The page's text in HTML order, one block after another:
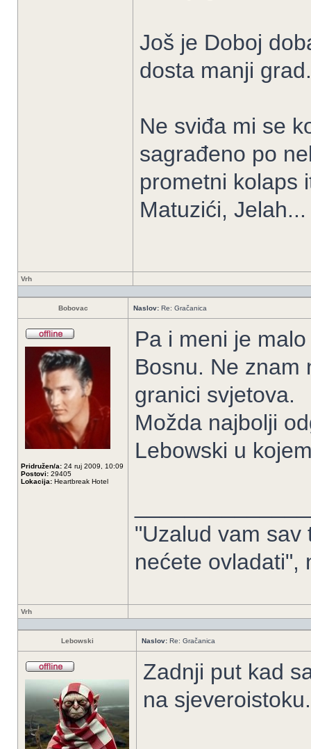
Još je Doboj
dosta manji
Ne sviđa mi se
sagrađeno po
prometni kolaps
Matuzići, Jelah...
Vrh
Bobovac Naslov: Re: Gračanica
Pridružen/a: 24 ruj 2009, 10:09
Postovi: 29405
Lokacija: Heartbreak Hotel
Pa i meni je
Bosnu. Ne znam
granici svjetova.
Možda najbolji
Lebowski u
"Uzalud vam sav
nećete ovladati",
Vrh
Lebowski Naslov: Re: Gračanica
Zadnji put kad
na sjeveroistoku.